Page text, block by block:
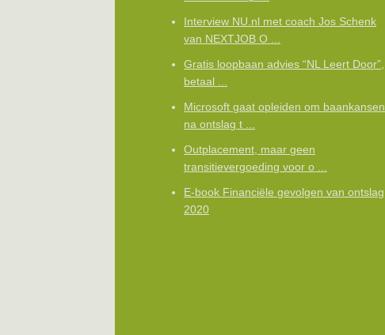
Interview NU.nl met coach Jos Schenk
van NEXTJOB O ...
Gratis loopbaan advies “NL Leert Door”,
betaal ...
Microsoft gaat opleiden om baankansen
na ontslag t ...
Outplacement, maar geen
transitievergoeding voor o ...
E-book Financiële gevolgen van ontslag
2020